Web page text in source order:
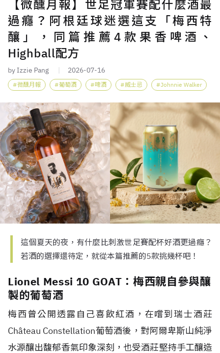
【微醺月報】世足冠軍賽配什麼酒最
過癮？阿根廷球迷選這支「梅西特
釀」，同篇推薦4款果香啤酒、
Highball配方
by Izzie Pang 2026-07-16
微醺月報 葡萄酒 啤酒 威士忌 Johnnie Walker
這個夏天的夜，有什麼比刺激世足賽配杯好酒更過癮？
若酒的選擇還待定，就從本篇推薦的5款挑幾杯吧！
Lionel Messi 10 GOAT：梅西親自參與釀
製的葡萄酒
梅西曾公開透露自己喜飲紅酒，在嚐到瑞士酒莊
Château Constellation葡萄酒後，對阿爾卑斯山純淨
水源釀出馥郁香氣印象深刻，也受酒莊堅持手工釀造